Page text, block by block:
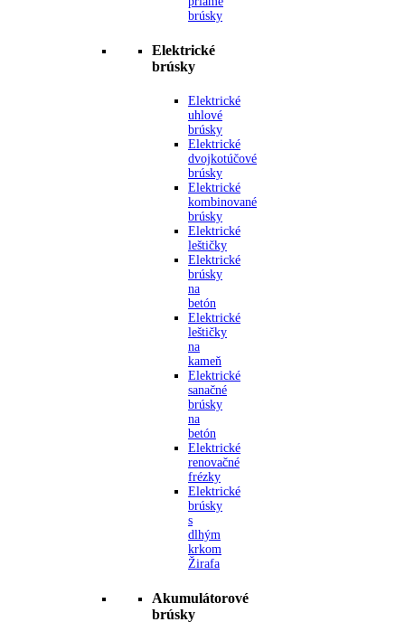
brúsky
Elektrické
brúsky
Elektrické
uhlové
brúsky
Elektrické
dvojkotúčové
brúsky
Elektrické
kombinované
brúsky
Elektrické
leštičky
Elektrické
brúsky
na
betón
Elektrické
leštičky
na
kameň
Elektrické
sanačné
brúsky
na
betón
Elektrické
renovačné
frézky
Elektrické
brúsky
s
dlhým
krkom
Žirafa
Akumulátorové
brúsky